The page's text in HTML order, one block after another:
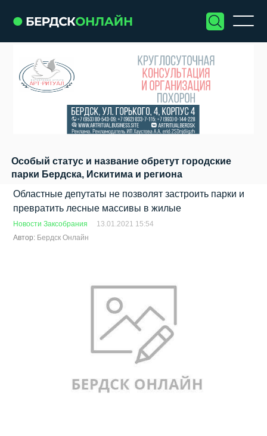
Особый статус и название обретут городские
парки Бердска, Искитима и региона
Областные депутаты не позволят застроить парки и
превратить лесные массивы в жилые
Новости Заксобрания
13.01.2021 15:54
Автор: Бердск Онлайн